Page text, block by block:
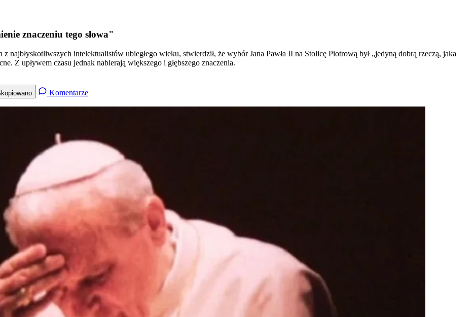
znaczeniu tego słowa"
najbłyskotliwszych intelektualistów ubiegłego wieku, stwierdził, że wybór Jana Pawła II na Stolicę Piotrową był „jedyną dobrą rzeczą, jaka
Z upływem czasu jednak nabierają większego i głębszego znaczenia.
Komentarze